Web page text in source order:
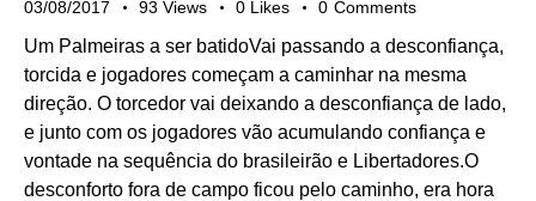
03/08/2017
93 Views 0 Likes 0 Comments
Um Palmeiras a ser batidoVai passando a desconfiança,
torcida e jogadores começam a caminhar na mesma
direção. O torcedor vai deixando a desconfiança de lado,
e junto com os jogadores vão acumulando confiança e
vontade na sequência do brasileirão e Libertadores.O
desconforto fora de campo ficou pelo caminho, era hora